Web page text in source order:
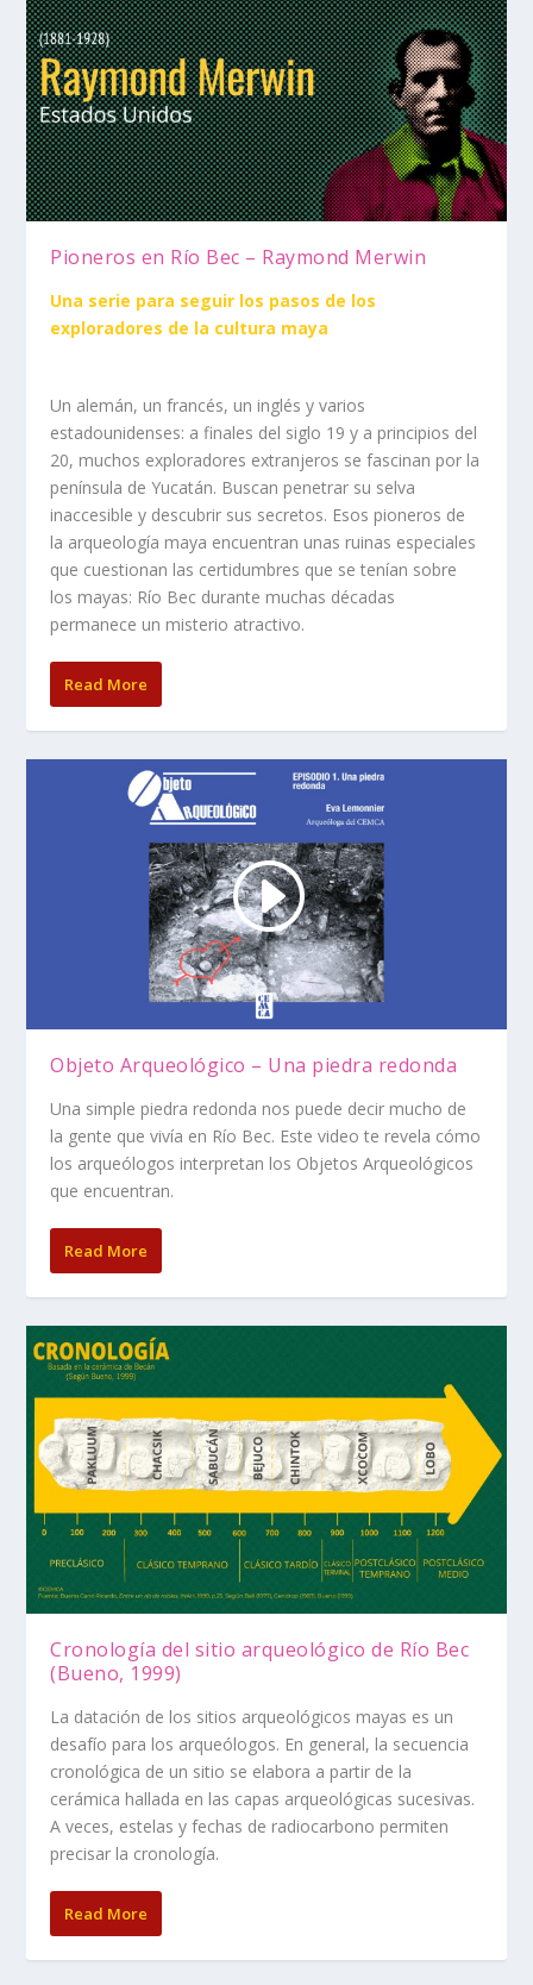
Pioneros en Río Bec – Raymond Merwin
Una serie para seguir los pasos de los
exploradores de la cultura maya
Un alemán, un francés, un inglés y varios
estadounidenses: a finales del siglo 19 y a principios del
20, muchos exploradores extranjeros se fascinan por la
península de Yucatán. Buscan penetrar su selva
inaccesible y descubrir sus secretos. Esos pioneros de
la arqueología maya encuentran unas ruinas especiales
que cuestionan las certidumbres que se tenían sobre
los mayas: Río Bec durante muchas décadas
permanece un misterio atractivo.
Read More
Objeto Arqueológico – Una piedra redonda
Una simple piedra redonda nos puede decir mucho de
la gente que vivía en Río Bec. Este video te revela cómo
los arqueólogos interpretan los Objetos Arqueológicos
que encuentran.
Read More
Cronología del sitio arqueológico de Río Bec
(Bueno, 1999)
La datación de los sitios arqueológicos mayas es un
desafío para los arqueólogos. En general, la secuencia
cronológica de un sitio se elabora a partir de la
cerámica hallada en las capas arqueológicas sucesivas.
A veces, estelas y fechas de radiocarbono permiten
precisar la cronología.
Read More